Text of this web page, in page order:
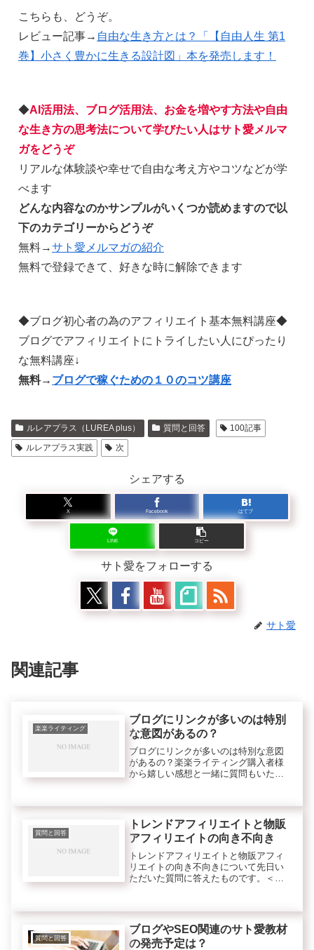
こちらも、どうぞ。
レビュー記事→ 自由な生き方とは？「【自由人生 第1
巻】小さく豊かに生きる設計図」本を発売します！
◆AI活用法、ブログ活用法、お金を増やす方法や自由
な生き方の思考法について学びたい人はサト愛メルマ
ガをどうぞ
リアルな体験談や幸せで自由な考え方やコツなどが学
べます
どんな内容なのかサンプルがいくつか読めますので以
下のカテゴリーからどうぞ
無料→サト愛メルマガの紹介
無料で登録できて、好きな時に解除できます
◆ブログ初心者の為のアフィリエイト基本無料講座◆
ブログでアフィリエイトにトライしたい人にぴったり
な無料講座↓
無料→ ブログで稼ぐための１０のコツ講座
ルレアプラス（LUREA plus） 質問と回答
100記事
ルレアプラス実践
次
シェアする
X Facebook はてブ
LINE コピー
サト愛をフォローする
サト愛
関連記事
楽楽ライティング
ブログにリンクが多いのは特別
な意図があるの？
ブログにリンクが多いのは特別な意図
があるの？楽楽ライティング購入者様
から嬉しい感想と一緒に質問もいただ
す）> 内容はすばらしいのですが、リ
ンクが多くて> 迷い子になり...
質問と回答
トレンドアフィリエイトと物販
アフィリエイトの向き不向き
トレンドアフィリエイトと物販アフィ
リエイトの向き不向きについて先日い
ただいた質問に答えたものです。＜質
るようですが、>正しいやり方を教えて
頂けないでしょうか！>宜しくお願...
質問と回答
ブログやSEO関連のサト愛教材
の発売予定は？